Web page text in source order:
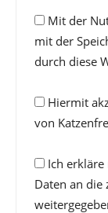
Mit der
mit der
durch diese
Hiermit
von
Ich
Daten an die